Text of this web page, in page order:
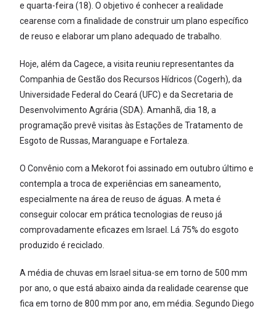
e quarta-feira (18). O objetivo é conhecer a realidade
cearense com a finalidade de construir um plano específico
de reuso e elaborar um plano adequado de trabalho.
Hoje, além da Cagece, a visita reuniu representantes da
Companhia de Gestão dos Recursos Hídricos (Cogerh), da
Universidade Federal do Ceará (UFC) e da Secretaria de
Desenvolvimento Agrária (SDA). Amanhã, dia 18, a
programação prevê visitas às Estações de Tratamento de
Esgoto de Russas, Maranguape e Fortaleza.
O Convênio com a Mekorot foi assinado em outubro último e
contempla a troca de experiências em saneamento,
especialmente na área de reuso de águas. A meta é
conseguir colocar em prática tecnologias de reuso já
comprovadamente eficazes em Israel. Lá 75% do esgoto
produzido é reciclado.
A média de chuvas em Israel situa-se em torno de 500 mm
por ano, o que está abaixo ainda da realidade cearense que
fica em torno de 800 mm por ano, em média. Segundo Diego